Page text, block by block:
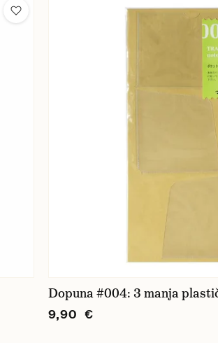
Dopuna #004: 3 manja
9,90 €